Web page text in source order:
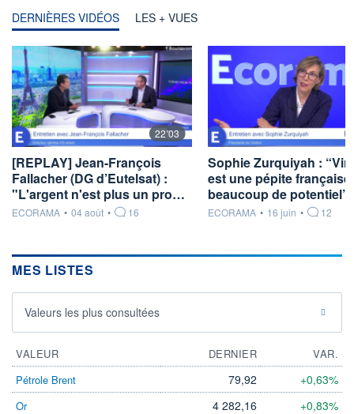
DERNIÈRES VIDÉOS LES + VUES
22'03
[REPLAY] Jean-François
Fallacher (DG d’Eutelsat) :
"L'argent n'est plus un pro…
information fournie par
ECORAMA • 04 août • 16
Sophie Zurquiyah :
est une pépite française
beaucoup de potentiel”
information fournie par
ECORAMA • 16 juin • 12
MES LISTES
Valeurs les plus consultées
VALEUR DERNIER
VAR.
Pétrole Brent
79,92 +0,63%
Or 4 282,16 +0,83%